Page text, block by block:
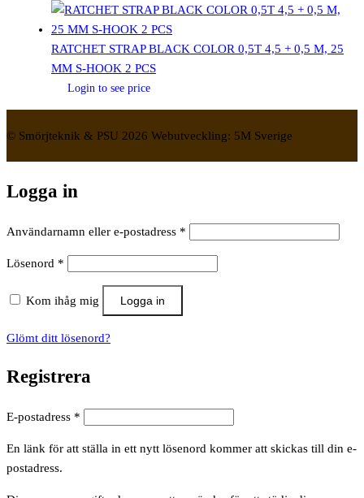
RATCHET STRAP BLACK COLOR 0,5T 4,5 + 0,5 M, 25
MM S-HOOK 2 PCS
Login to see price
© Smörjteknik & PSU 2026 Webutveckling: 5M Sverige
Logga in
Användarnamn eller e-postadress *
Lösenord *
Kom ihåg mig Logga in
Glömt ditt lösenord?
Registrera
E-postadress *
En länk för att ställa in ett nytt lösenord kommer att skickas till din e-
postadress.